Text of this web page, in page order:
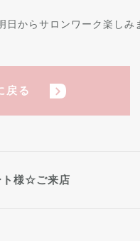
日からサロンワーク楽しみ
戻る
ト様☆ご来店